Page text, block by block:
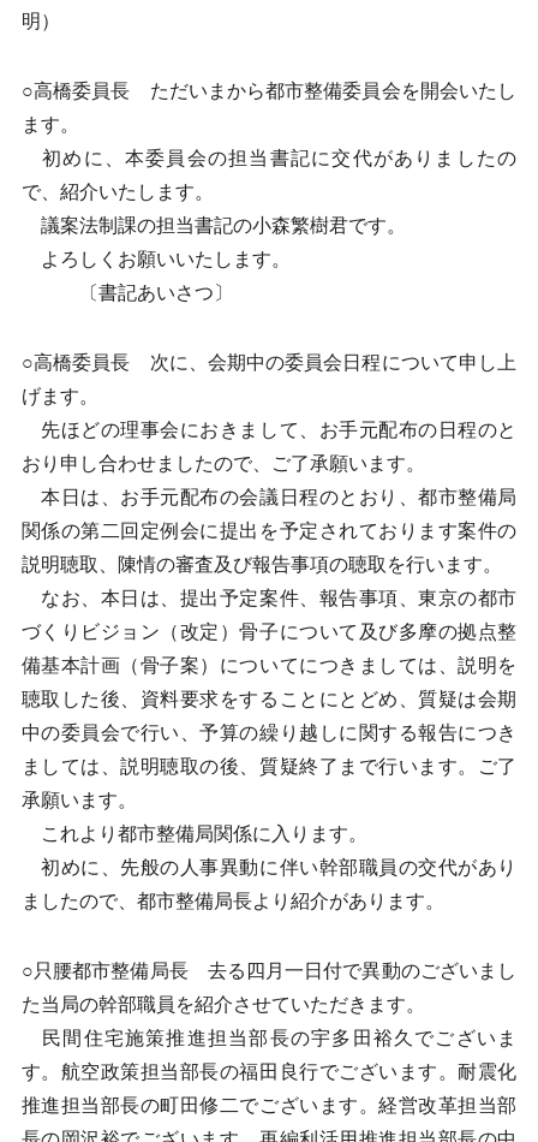
明）
○高橋委員長 ただいまから都市整備委員会を開会いたし
ます。
初めに、本委員会の担当書記に交代がありましたの
で、紹介いたします。
議案法制課の担当書記の小森繁樹君です。
よろしくお願いいたします。
〔書記あいさつ〕
○高橋委員長 次に、会期中の委員会日程について申し上
げます。
先ほどの理事会におきまして、お手元配布の日程のと
おり申し合わせましたので、ご了承願います。
本日は、お手元配布の会議日程のとおり、都市整備局
関係の第二回定例会に提出を予定されております案件の
説明聴取、陳情の審査及び報告事項の聴取を行います。
なお、本日は、提出予定案件、報告事項、東京の都市
づくりビジョン（改定）骨子について及び多摩の拠点整
備基本計画（骨子案）についてにつきましては、説明を
聴取した後、資料要求をすることにとどめ、質疑は会期
中の委員会で行い、予算の繰り越しに関する報告につき
ましては、説明聴取の後、質疑終了まで行います。ご了
承願います。
これより都市整備局関係に入ります。
初めに、先般の人事異動に伴い幹部職員の交代があり
ましたので、都市整備局長より紹介があります。
○只腰都市整備局長 去る四月一日付で異動のございまし
た当局の幹部職員を紹介させていただきます。
民間住宅施策推進担当部長の宇多田裕久でございま
す。航空政策担当部長の福田良行でございます。耐震化
推進担当部長の町田修二でございます。経営改革担当部